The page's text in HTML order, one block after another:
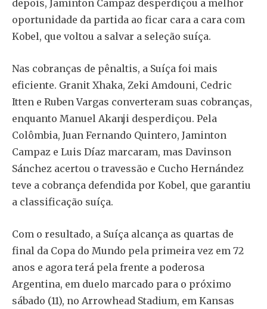
depois, Jaminton Campaz desperdiçou a melhor
oportunidade da partida ao ficar cara a cara com
Kobel, que voltou a salvar a seleção suíça.
Nas cobranças de pênaltis, a Suíça foi mais
eficiente. Granit Xhaka, Zeki Amdouni, Cedric
Itten e Ruben Vargas converteram suas cobranças,
enquanto Manuel Akanji desperdiçou. Pela
Colômbia, Juan Fernando Quintero, Jaminton
Campaz e Luis Díaz marcaram, mas Davinson
Sánchez acertou o travessão e Cucho Hernández
teve a cobrança defendida por Kobel, que garantiu
a classificação suíça.
Com o resultado, a Suíça alcança as quartas de
final da Copa do Mundo pela primeira vez em 72
anos e agora terá pela frente a poderosa
Argentina, em duelo marcado para o próximo
sábado (11), no Arrowhead Stadium, em Kansas